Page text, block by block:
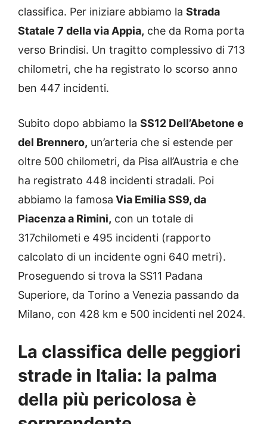
classifica. Per iniziare abbiamo la Strada
Statale 7 della via Appia, che da Roma porta
verso Brindisi. Un tragitto complessivo di 713
chilometri, che ha registrato lo scorso anno
ben 447 incidenti.
Subito dopo abbiamo la SS12 Dell’Abetone e
del Brennero, un’arteria che si estende per
oltre 500 chilometri, da Pisa all’Austria e che
ha registrato 448 incidenti stradali. Poi
abbiamo la famosa Via Emilia SS9, da
Piacenza a Rimini, con un totale di
317chilometi e 495 incidenti (rapporto
calcolato di un incidente ogni 640 metri).
Proseguendo si trova la SS11 Padana
Superiore, da Torino a Venezia passando da
Milano, con 428 km e 500 incidenti nel 2024.
La classifica delle peggiori
strade in Italia: la palma
della più pericolosa è